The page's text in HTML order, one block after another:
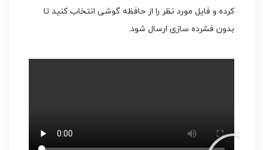
کرده و فایل مورد نظر را از حافظه گوشی انتخاب کنید تا
بدون فشرده سازی ارسال شود.